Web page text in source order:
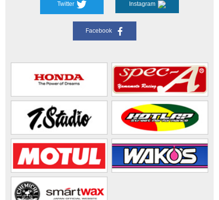
Twitter Instagram
Facebook